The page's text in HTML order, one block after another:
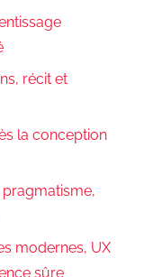
récit et
la conception
modernes, UX
sûre